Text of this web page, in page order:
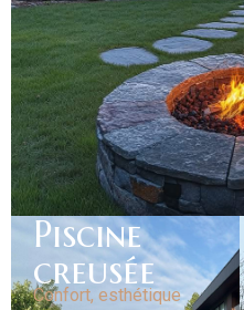
Piscine
creusée
Confort, esthétique